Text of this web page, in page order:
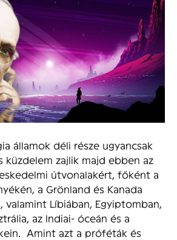
államok déli része ugyancsak
küzdelem zajlik majd ebben az
útvonalakért, főként a
a Grönland és Kanada
Líbiában, Egyiptomban,
az Indiai- óceán és a
Amint azt a próféták és